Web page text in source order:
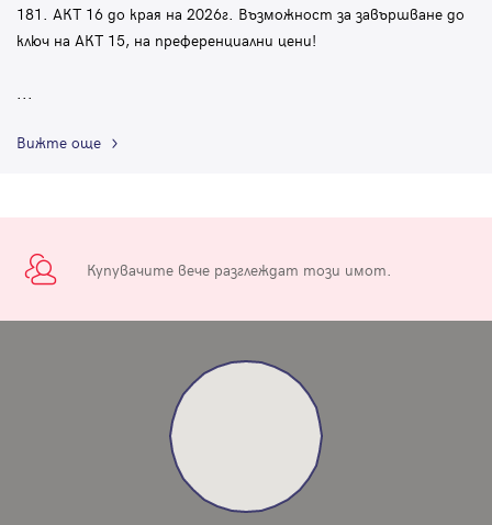
181. АКТ 16 до края на 2026г. Възможност за завършване до
ключ на АКТ 15, на преференциални цени!
...
Вижте още
Купувачите вече разглеждат този имот.